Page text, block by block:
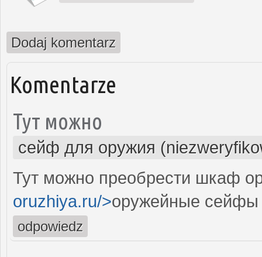
Dodaj komentarz
Komentarze
Тут можно
сейф для оружия
Тут можно преобрести шкаф
oruzhiya.ru/>оружейные сейфы
odpowiedz